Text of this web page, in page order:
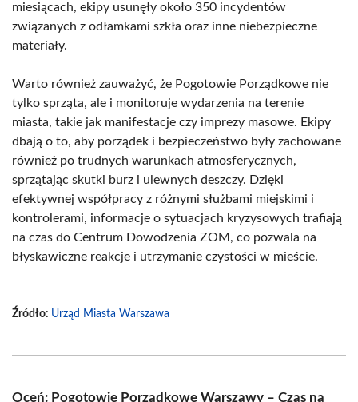
miesiącach, ekipy usunęły około 350 incydentów
związanych z odłamkami szkła oraz inne niebezpieczne
materiały.
Warto również zauważyć, że Pogotowie Porządkowe nie
tylko sprząta, ale i monitoruje wydarzenia na terenie
miasta, takie jak manifestacje czy imprezy masowe. Ekipy
dbają o to, aby porządek i bezpieczeństwo były zachowane
również po trudnych warunkach atmosferycznych,
sprzątając skutki burz i ulewnych deszczy. Dzięki
efektywnej współpracy z różnymi służbami miejskimi i
kontrolerami, informacje o sytuacjach kryzysowych trafiają
na czas do Centrum Dowodzenia ZOM, co pozwala na
błyskawiczne reakcje i utrzymanie czystości w mieście.
Źródło: Urząd Miasta Warszawa
Oceń: Pogotowie Porządkowe Warszawy – Czas na